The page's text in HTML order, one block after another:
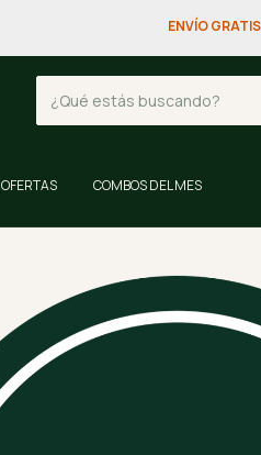
ENVÍO
OFERTAS COMBOS DEL MES